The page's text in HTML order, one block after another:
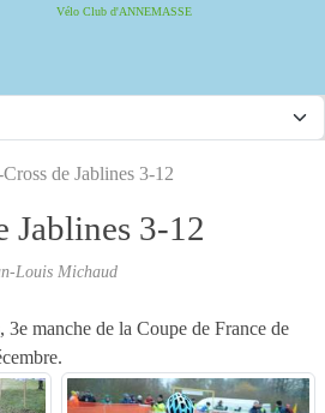
Vélo Club d'ANNEMASSE
de Jablines 3-12
Jablines 3-12
Louis Michaud
manche de la Coupe de France de